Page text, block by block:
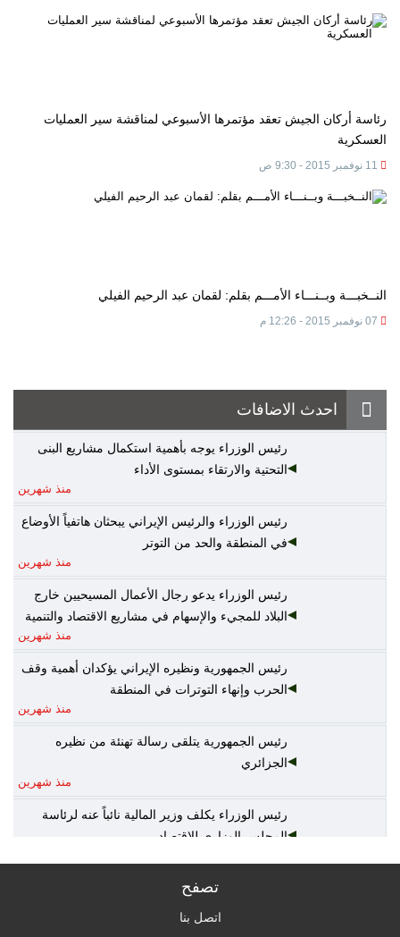
رئاسة أركان الجيش تعقد مؤتمرها الأسبوعي لمناقشة سير العمليات
العسكرية
النــخبـــة وبــنـــاء الأمـــم بقلم: لقمان عبد الرحيم الفيلي
احدث الاضافات
رئيس الوزراء يوجه بأهمية استكمال مشاريع البنى
التحتية والارتقاء بمستوى الأداء
منذ شهرين
رئيس الوزراء والرئيس الإيراني يبحثان هاتفياً الأوضاع
في المنطقة والحد من التوتر
منذ شهرين
رئيس الوزراء يدعو رجال الأعمال المسيحيين خارج
البلاد للمجيء والإسهام في مشاريع الاقتصاد والتنمية
منذ شهرين
رئيس الجمهورية ونظيره الإيراني يؤكدان أهمية وقف
الحرب وإنهاء التوترات في المنطقة
منذ شهرين
رئيس الجمهورية يتلقى رسالة تهنئة من نظيره
الجزائري
منذ شهرين
رئيس الوزراء يكلف وزير المالية نائباً عنه لرئاسة
المجلس الوزاري للاقتصاد
الخارجية: أمن واستقرار دول الخليج يُعدّ جزءاً لا يتجزأ
من منظومة الأمن القومي العربي
تصفح
اتصل بنا